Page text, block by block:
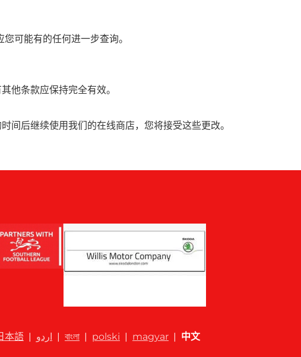
可能有的任何进一步查询。
他条款应保持完全有效。
间后继续使用我们的在线商店，您将接受这些更改。
本語 | اردو | বাংলা | polski | magyar | 中文